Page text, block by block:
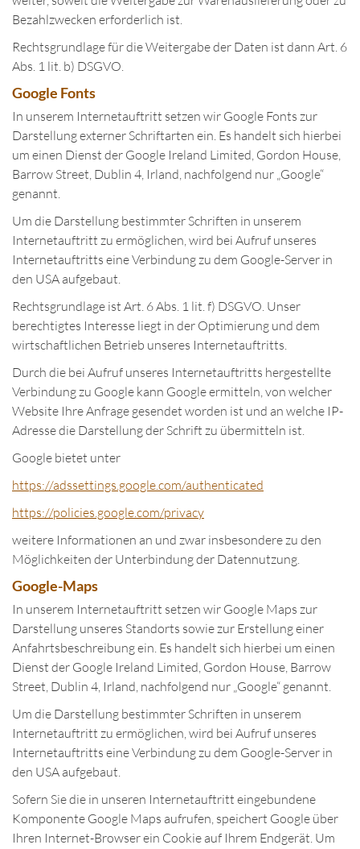
Bezahlzwecken erforderlich ist.
Rechtsgrundlage für die Weitergabe der Daten ist dann Art. 6
Abs. 1 lit. b) DSGVO.
Google Fonts
In unserem Internetauftritt setzen wir Google Fonts zur
Darstellung externer Schriftarten ein. Es handelt sich hierbei
um einen Dienst der Google Ireland Limited, Gordon House,
Barrow Street, Dublin 4, Irland, nachfolgend nur „Google“
genannt.
Um die Darstellung bestimmter Schriften in unserem
Internetauftritt zu ermöglichen, wird bei Aufruf unseres
Internetauftritts eine Verbindung zu dem Google-Server in
den USA aufgebaut.
Rechtsgrundlage ist Art. 6 Abs. 1 lit. f) DSGVO. Unser
berechtigtes Interesse liegt in der Optimierung und dem
wirtschaftlichen Betrieb unseres Internetauftritts.
Durch die bei Aufruf unseres Internetauftritts hergestellte
Verbindung zu Google kann Google ermitteln, von welcher
Website Ihre Anfrage gesendet worden ist und an welche IP-
Adresse die Darstellung der Schrift zu übermitteln ist.
Google bietet unter
https://adssettings.google.com/authenticated
https://policies.google.com/privacy
weitere Informationen an und zwar insbesondere zu den
Möglichkeiten der Unterbindung der Datennutzung.
Google-Maps
In unserem Internetauftritt setzen wir Google Maps zur
Darstellung unseres Standorts sowie zur Erstellung einer
Anfahrtsbeschreibung ein. Es handelt sich hierbei um einen
Dienst der Google Ireland Limited, Gordon House, Barrow
Street, Dublin 4, Irland, nachfolgend nur „Google“ genannt.
Um die Darstellung bestimmter Schriften in unserem
Internetauftritt zu ermöglichen, wird bei Aufruf unseres
Internetauftritts eine Verbindung zu dem Google-Server in
den USA aufgebaut.
Sofern Sie die in unseren Internetauftritt eingebundene
Komponente Google Maps aufrufen, speichert Google über
Ihren Internet-Browser ein Cookie auf Ihrem Endgerät. Um